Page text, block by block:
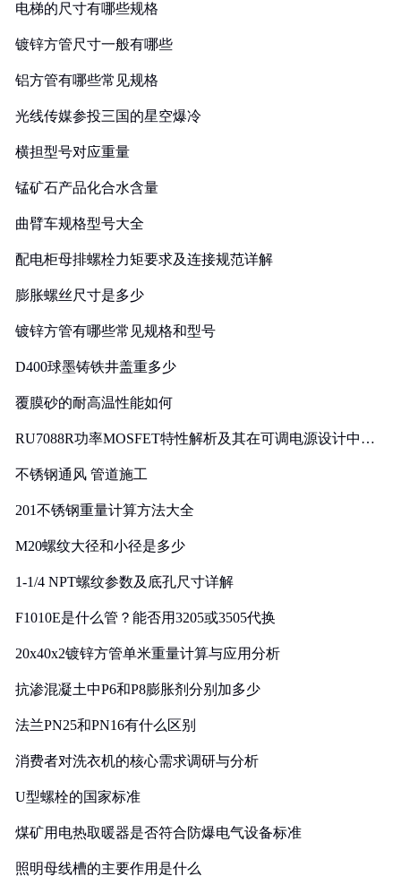
电梯的尺寸有哪些规格
镀锌方管尺寸一般有哪些
铝方管有哪些常见规格
光线传媒参投三国的星空爆冷
横担型号对应重量
锰矿石产品化合水含量
曲臂车规格型号大全
配电柜母排螺栓力矩要求及连接规范详解
膨胀螺丝尺寸是多少
镀锌方管有哪些常见规格和型号
D400球墨铸铁井盖重多少
覆膜砂的耐高温性能如何
RU7088R功率MOSFET特性解析及其在可调电源设计中的
不锈钢通风 管道施工
201不锈钢重量计算方法大全
M20螺纹大径和小径是多少
1-1/4 NPT螺纹参数及底孔尺寸详解
F1010E是什么管？能否用3205或3505代换
20x40x2镀锌方管单米重量计算与应用分析
抗渗混凝土中P6和P8膨胀剂分别加多少
法兰PN25和PN16有什么区别
消费者对洗衣机的核心需求调研与分析
U型螺栓的国家标准
煤矿用电热取暖器是否符合防爆电气设备标准
照明母线槽的主要作用是什么